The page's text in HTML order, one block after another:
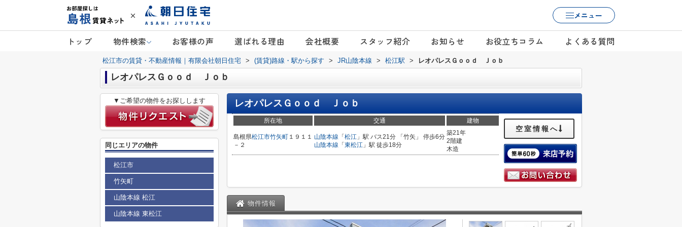
メニュー
トップ 物件検索 お客様の声 選ばれる理由 会社概要 スタッフ紹介 お知らせ お役立ちコラム よくある質問
松江市の賃貸・不動産情報｜有限会社朝日住宅 > (賃貸)路線・駅から探す > JR山陰本線 > 松江駅 > レオパレスＧｏｏｄ Ｊｏｂ
レオパレスＧｏｏｄ Ｊｏｂ
レオパレスＧｏｏｄ Ｊｏｂ
所在地 交通 建物
島根県松江市竹矢町 １９１１
－２
山陰本線 「 松江 」駅 バス21分 「竹矢」 停歩6分
山陰本線 「 東松江 」駅 徒歩18分
築21年
2階建
木造
空室情報へ
物件情報
▼ご希望の物件をお探しします
同じエリアの物件
松江市
竹矢町
山陰本線 松江
山陰本線 東松江